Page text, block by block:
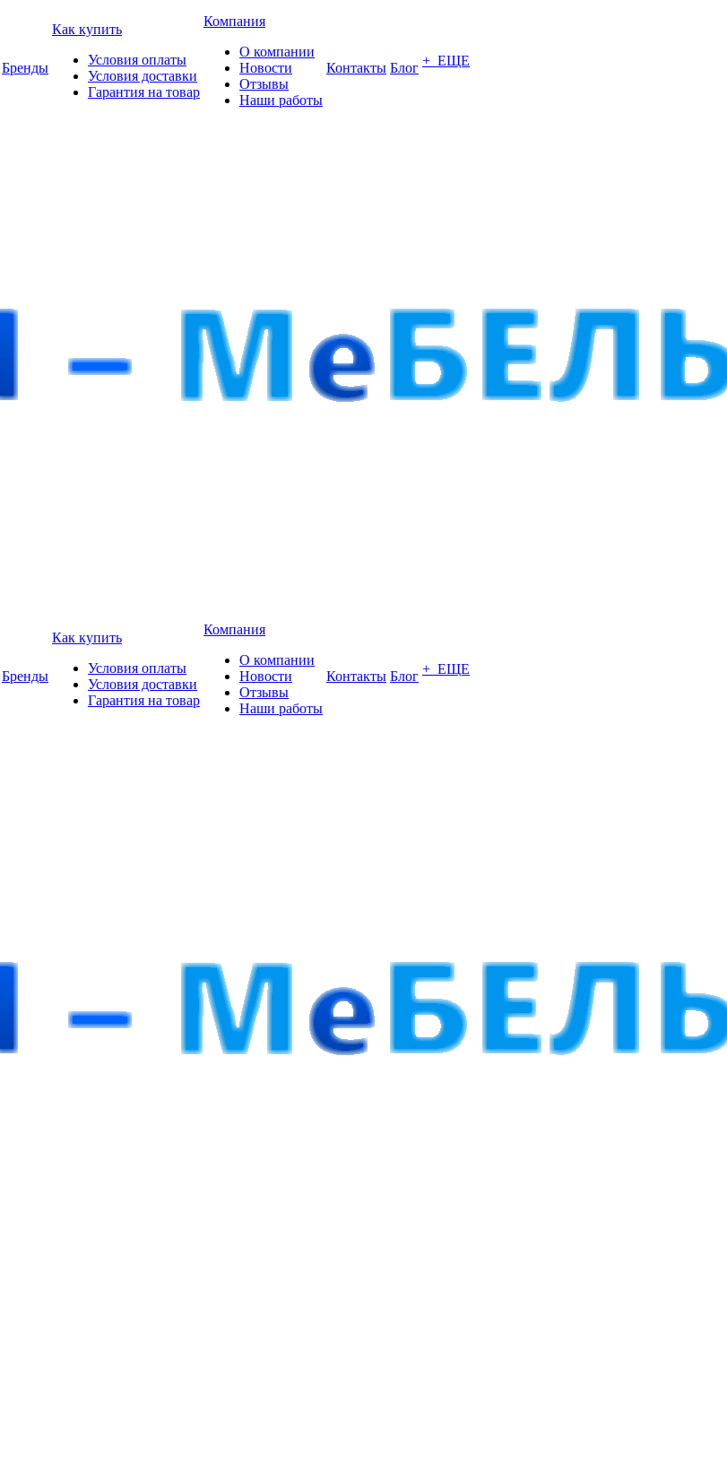
Бренды
Как купить
Условия оплаты
Условия доставки
Гарантия на товар
Компания
О компании
Новости
Отзывы
Наши работы
Контакты Блог + ЕЩЕ
Бренды
Как купить
Условия оплаты
Условия доставки
Гарантия на товар
Компания
О компании
Новости
Отзывы
Наши работы
Контакты Блог + ЕЩЕ